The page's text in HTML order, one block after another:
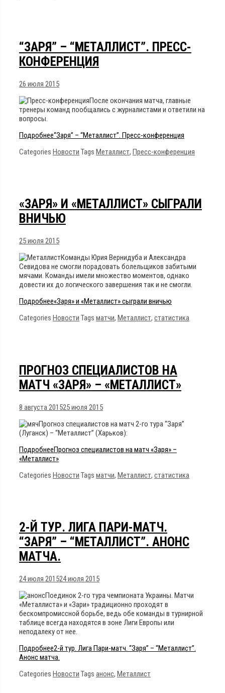
“ЗАРЯ” – “МЕТАЛЛИСТ”. ПРЕСС-
КОНФЕРЕНЦИЯ
26 июля 2015
После окончания матча, главные
тренеры команд пообщались с журналистами и ответили на
вопросы.
Подробнее“Заря” – “Металлист”. Пресс-конференция
Categories Новости Tags Металлист, Пресс-конференция
«ЗАРЯ» И «МЕТАЛЛИСТ» СЫГРАЛИ
ВНИЧЬЮ
25 июля 2015
Команды Юрия Вернидуба и Александра
Севидова не смогли порадовать болельщиков забитыми
мячами. Команды имели множество моментов, однако
довести их до логического завершения так и не смогли.
Подробнее«Заря» и «Металлист» сыграли вничью
Categories Новости Tags матчи, Металлист, статистика
ПРОГНОЗ СПЕЦИАЛИСТОВ НА
МАТЧ «ЗАРЯ» – «МЕТАЛЛИСТ»
8 августа 201525 июля 2015
Прогноз специалистов на матч 2-го тура “Заря”
(Луганск) – “Металлист” (Харьков):
ПодробнееПрогноз специалистов на матч «Заря» –
«Металлист»
Categories Новости Tags матчи, Металлист, статистика
2-Й ТУР. ЛИГА ПАРИ-МАТЧ.
“ЗАРЯ” – “МЕТАЛЛИСТ”. АНОНС
МАТЧА.
24 июля 201524 июля 2015
Поединок 2-го тура чемпионата Украины. Матчи
«Металлиста» и «Зари» традиционно проходят в
бескомпромиссной борьбе, ведь обе команды в турнирной
таблице всегда находятся в зоне Лиги Европы или
неподалеку от нее.
Подробнее2-й тур. Лига Пари-матч. “Заря” – “Металлист”.
Анонс матча.
Categories Новости Tags анонс, Металлист